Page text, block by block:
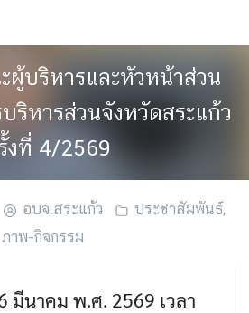
ผู้บริหารและหัวหน้าส่วน
ริหารส่วนจังหวัดสระแก้ว
งที่ 4/2569
อบจ.สระแก้ว ประชาสัมพันธ์,
ภาพ-กิจกรรม
นาคม พ.ศ. 2569 เวลา